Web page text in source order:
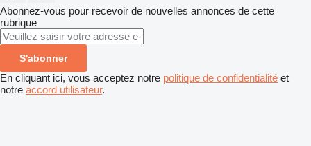
Abonnez-vous pour recevoir de nouvelles annonces de cette
rubrique
S'abonner
En cliquant ici, vous acceptez notre politique de confidentialité et
notre accord utilisateur.